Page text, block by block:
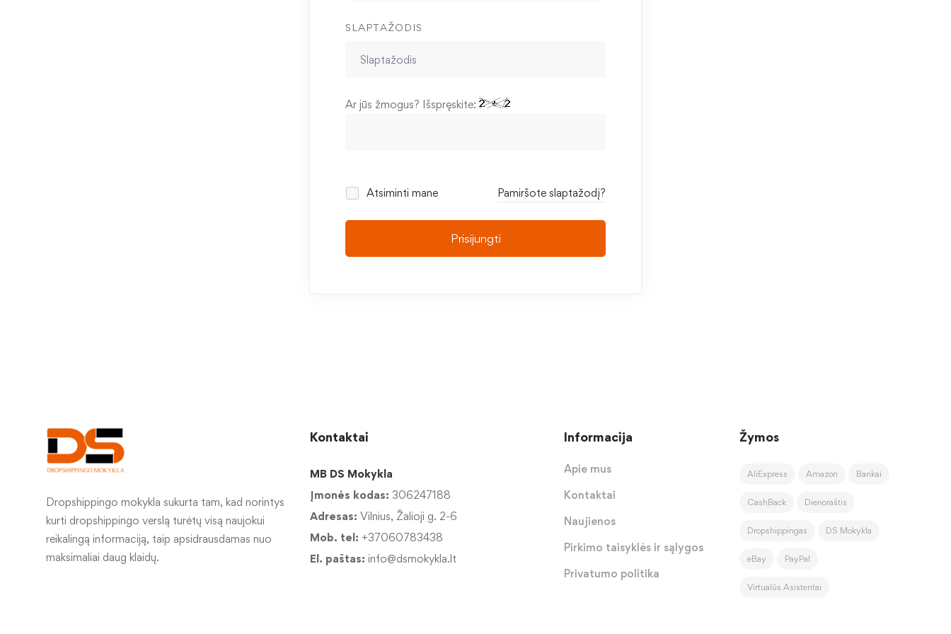
SLAPTAŽODIS
Ar jūs žmogus? Išspręskite:
Atsiminti mane Pamiršote slaptažodį?
Prisijungti
Dropshippingo mokykla sukurta tam, kad norintys
kurti dropshippingo verslą turėtų visą naujokui
reikalingą informaciją, taip apsidrausdamas nuo
maksimaliai daug klaidų.
Kontaktai
MB DS Mokykla
Įmonės kodas: 306247188
Adresas: Vilnius, Žalioji g. 2-6
Mob. tel: +37060783438
El. paštas: info@dsmokykla.lt
Informacija
Apie mus
Kontaktai
Naujienos
Pirkimo taisyklės ir sąlygos
Privatumo politika
Žymos
AliExpress Amazon Bankai
CashBack Dienoraštis
Dropshippingas DS Mokykla
eBay PayPal
Virtualūs Asistentai